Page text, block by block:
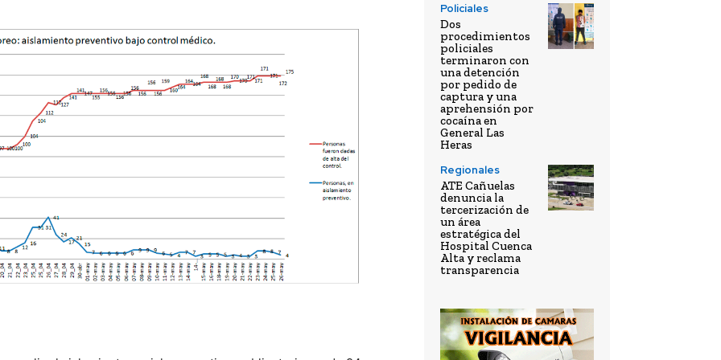
Policiales
Dos
procedimientos
policiales
terminaron con
una detención
por pedido de
captura y una
aprehensión por
cocaína en
General Las
Heras
Regionales
ATE Cañuelas
denuncia la
tercerización de
un área
estratégica del
Hospital Cuenca
Alta y reclama
transparencia